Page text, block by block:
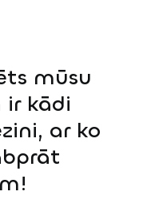
mūsu
ir kādi
ar ko